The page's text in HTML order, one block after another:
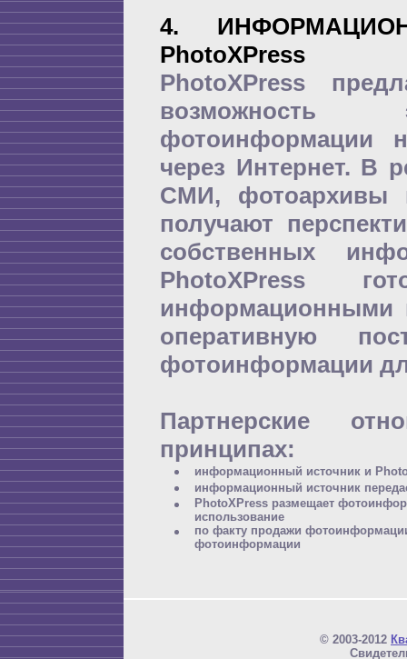
4.
PhotoXPress
PhotoXPress
возможность
фотоинформации
через Интернет. В
СМИ, фотоархивы
получают
собственных
PhotoXPress
информационными
оперативную
фотоинформации
Партнерские
принципах:
информационный источник и
информационный источник
PhotoXPress размещает
использование
по факту продажи
фотоинформации
© 2003-2012